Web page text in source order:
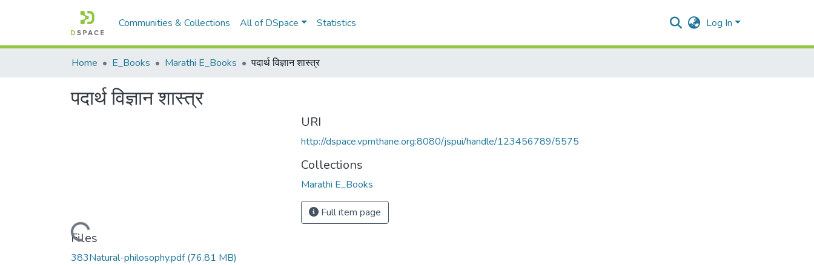
Communities & Collections All of DSpace Statistics Log In
Home E_Books Marathi E_Books पदार्थ विज्ञान शास्त्र
पदार्थ विज्ञान शास्त्र
Loading...
Files
383Natural-philosophy.pdf(76.81 MB)
URI
http://dspace.vpmthane.org:8080/jspui/handle/123456789/5575
Collections
Marathi E_Books
Full item page